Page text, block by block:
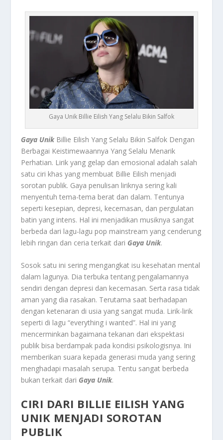
Gaya Unik Billie Eilish Yang Selalu Bikin Salfok
Gaya UnikBillie Eilish Yang Selalu Bikin Salfok Dengan
Berbagai Keistimewaannya Yang Selalu Menarik
Perhatian. Lirik yang gelap dan emosional adalah salah
satu ciri khas yang membuat Billie Eilish menjadi
sorotan publik. Gaya penulisan liriknya sering kali
menyentuh tema-tema berat dan dalam. Tentunya
seperti kesepian, depresi, kecemasan, dan pergulatan
batin yang intens. Hal ini menjadikan musiknya sangat
berbeda dari lagu-lagu pop mainstream yang cenderung
lebih ringan dan ceria terkait dari Gaya Unik.
Sosok satu ini sering mengangkat isu kesehatan mental
dalam lagunya. Dia terbuka tentang pengalamannya
sendiri dengan depresi dan kecemasan. Serta rasa tidak
aman yang dia rasakan. Terutama saat berhadapan
dengan ketenaran di usia yang sangat muda. Lirik-lirik
seperti di lagu “everything i wanted”. Hal ini yang
mencerminkan bagaimana tekanan dari ekspektasi
publik bisa berdampak pada kondisi psikologisnya. Ini
memberikan suara kepada generasi muda yang sering
menghadapi masalah serupa. Tentu sangat berbeda
bukan terkait dari Gaya Unik.
CIRI DARI BILLIE EILISH YANG
UNIK MENJADI SOROTAN
PUBLIK